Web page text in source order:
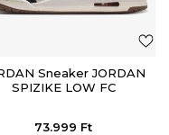
Sneaker JORDAN
SPIZIKE LOW FC
73.999 Ft